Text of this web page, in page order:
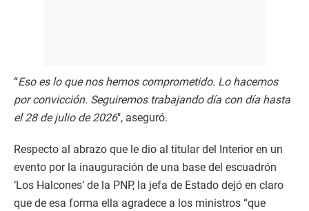
“Eso es lo que nos hemos comprometido. Lo hacemos
por convicción. Seguiremos trabajando día con día hasta
el 28 de julio de 2026″, aseguró.
Respecto al abrazo que le dio al titular del Interior en un
evento por la inauguración de una base del escuadrón
‘Los Halcones’ de la PNP, la jefa de Estado dejó en claro
que de esa forma ella agradece a los ministros “que